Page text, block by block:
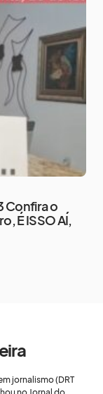
Confira o
É ISSO AÍ,
jornalismo (DRT